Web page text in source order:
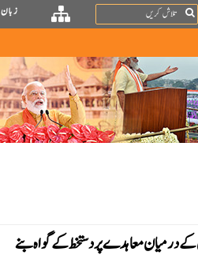
Search زبان
کے درمیان معاہدے پر دستخط کے گواہ بنے